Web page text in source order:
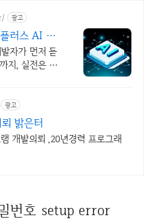
광고
러스 AI 실
자가 먼저 듣
지, 실전은 한
광고
밝은터
개발의뢰 ,20년경력 프로그래
번호 setup error